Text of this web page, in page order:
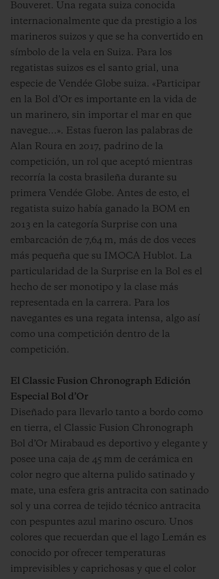
Bouveret. Una regata suiza conocida
internacionalmente que da prestigio a los
marineros suizos y que se ha convertido en
símbolo de la vela en Suiza. Para los
regatistas suizos es el santo grial, una
especie de Vendée Globe suiza. «Participar
en la Bol d’Or es importante en la vida de
un marinero, sin importar el mar en que
navegue…». Estas fueron las palabras de
Alan Roura en 2017, padrino de la
competición, un rol que aceptó mientras
recorría la costa brasileña durante su
primera Vendée Globe. Antes de esto, el
regatista suizo había ganado la BOM en
2013 en la categoría Surprise con una
embarcación de 7,64 m, más de dos veces
más pequeña que su IMOCA Hublot. La
particularidad de la Surprise en la Bol es el
hecho de ser monotipo y la clase más
representada en la carrera. Para los
navegantes es una regata intensa, algo así
como una competición dentro de la
competición.
El Classic Fusion Chronograph Edición
Especial Bol d’Or
Diseñado para llevarlo tanto a bordo como
en tierra, el Classic Fusion Chronograph
Bol d’Or Mirabaud es deportivo y elegante y
posee una caja de 45 mm de cerámica en
color negro que alterna pulido satinado y
mate, una esfera gris antracita con satinado
sol y una correa de tejido técnico antracita
con pespuntes azul marino oscuro. Unos
colores que recuerdan que el lago Lemán es
conocido por ofrecer temperaturas
imprevisibles y caprichosas y que el color